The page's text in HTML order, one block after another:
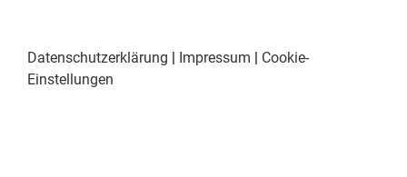
Datenschutzerklärung | Impressum | Cookie-
Einstellungen